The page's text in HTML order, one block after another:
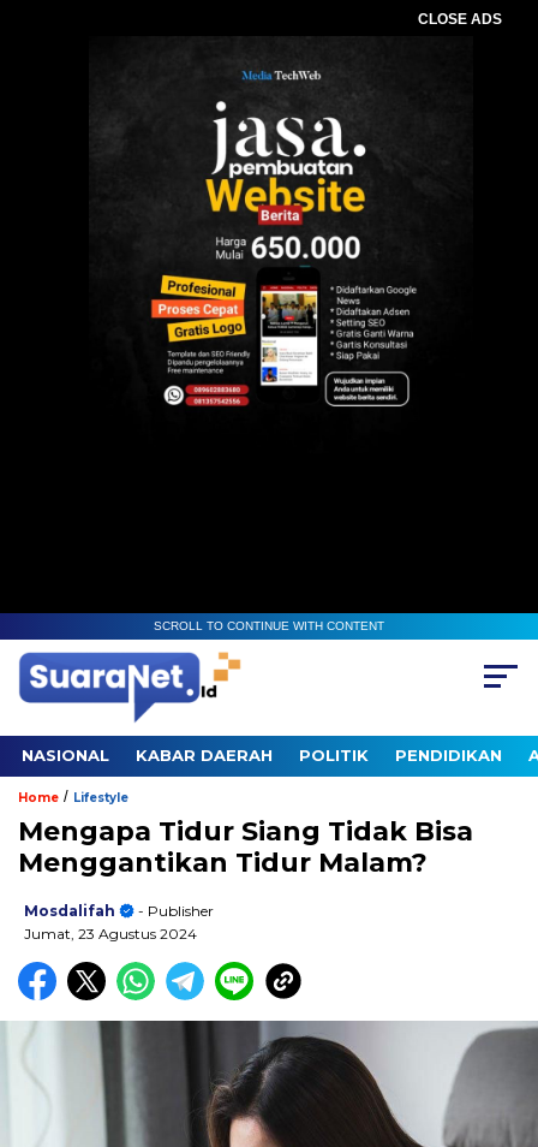
CLOSE ADS
SCROLL TO CONTINUE WITH CONTENT
NASIONAL KABAR DAERAH POLITIK PENDIDIKAN
Home / Lifestyle
Mengapa Tidur Siang Tidak Bisa
Menggantikan Tidur Malam?
Mosdalifah
- Publisher
Jumat, 23 Agustus 2024